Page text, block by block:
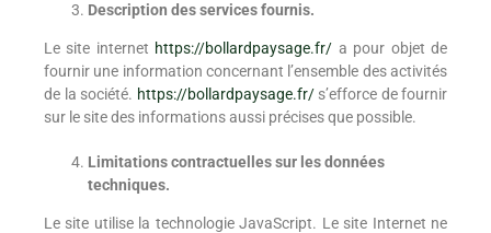
Description des services fournis.
Le site internet https://bollardpaysage.fr/ a pour objet de
fournir une information concernant l’ensemble des activités
de la société. https://bollardpaysage.fr/s’efforce de fournir
sur le site des informations aussi précises que possible.
Limitations contractuelles sur les données
techniques.
Le site utilise la technologie JavaScript. Le site Internet ne